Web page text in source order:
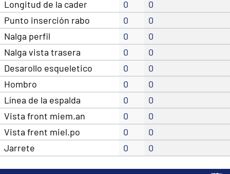
Longitud de la cader
0
0
Punto inserción rabo
0
0
Nalga perfil
0
0
Nalga vista trasera
0
0
Desarollo esqueletico
0
0
Hombro
0
0
Línea de la espalda
0
0
Vista front miem.an
0
0
Vista frent miel.po
0
0
Jarrete
0 0